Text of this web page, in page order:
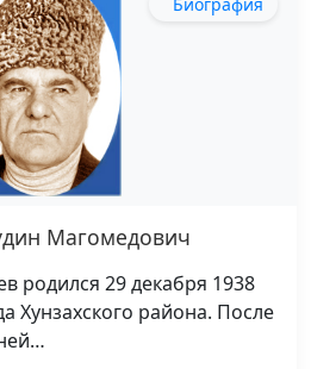
Магомедович
родился 29 декабря 1938
Хунзахского района. После